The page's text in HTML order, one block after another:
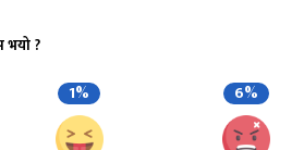
भयो ?
1% 6%